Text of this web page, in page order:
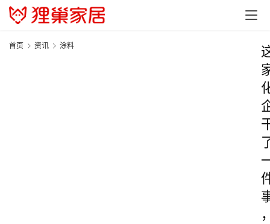
首页 资讯 涂料